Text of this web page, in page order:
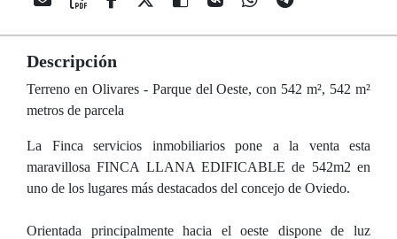
Descripción
Terreno en Olivares - Parque del Oeste, con 542 m², 542 m²
metros de parcela
La Finca servicios inmobiliarios pone a la venta esta
maravillosa FINCA LLANA EDIFICABLE de 542m2 en
uno de los lugares más destacados del concejo de Oviedo.
Orientada principalmente hacia el oeste dispone de luz